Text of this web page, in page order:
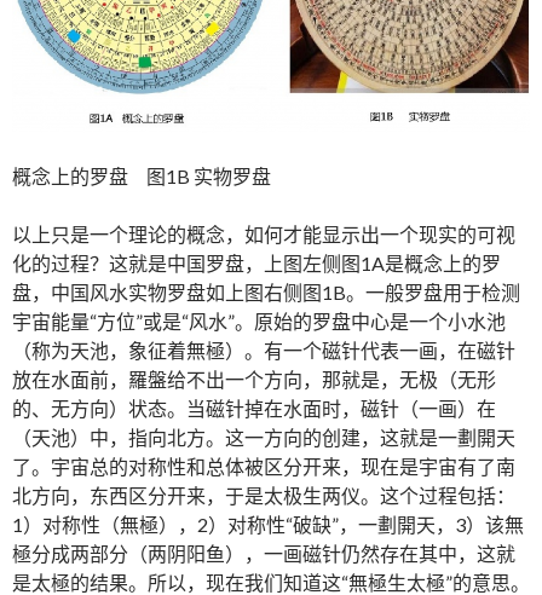
概念上的罗盘 图1B 实物罗盘
以上只是一个理论的概念，如何才能显示出一个现实的可视
化的过程？这就是中国罗盘，上图左侧图1A是概念上的罗
盘，中国风水实物罗盘如上图右侧图1B。一般罗盘用于检测
宇宙能量“方位”或是“风水”。原始的罗盘中心是一个小水池
（称为天池，象征着無極）。有一个磁针代表一画，在磁针
放在水面前，羅盤给不出一个方向，那就是，无极（无形
的、无方向）状态。当磁针掉在水面时，磁针（一画）在
（天池）中，指向北方。这一方向的创建，这就是一劃開天
了。宇宙总的对称性和总体被区分开来，现在是宇宙有了南
北方向，东西区分开来，于是太极生两仪。这个过程包括：
1）对称性（無極），2）对称性“破缺”，一劃開天，3）该無
極分成两部分（两阴阳鱼），一画磁针仍然存在其中，这就
是太極的结果。所以，现在我们知道这“無極生太極”的意思。